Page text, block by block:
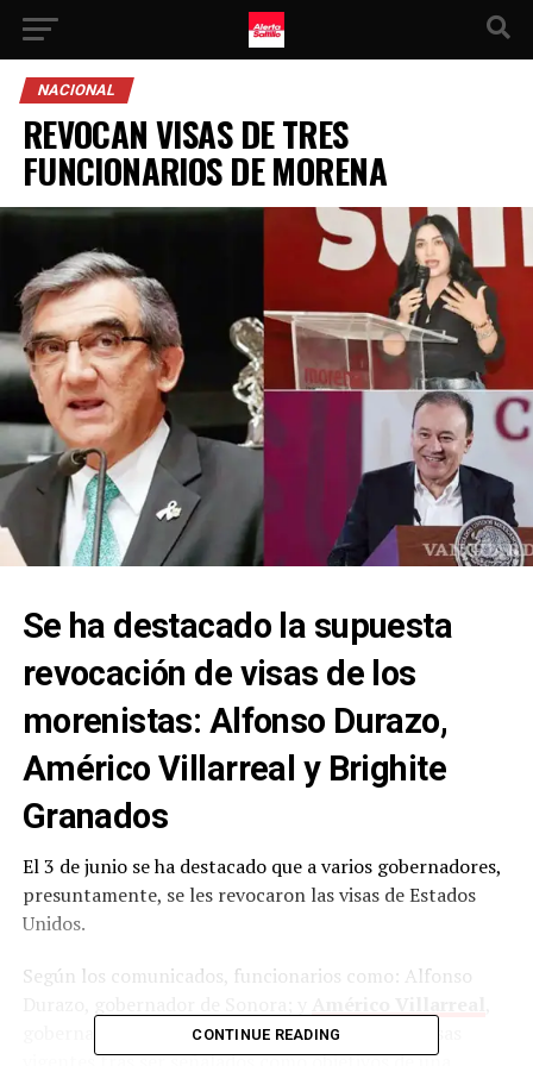
NACIONAL
REVOCAN VISAS DE TRES
FUNCIONARIOS DE MORENA
Se ha destacado la supuesta
revocación de visas de los
morenistas: Alfonso Durazo,
Américo Villarreal y Brighite
Granados
El 3 de junio se ha destacado que a varios gobernadores,
presuntamente, se les revocaron las visas de Estados
Unidos.
Según los comunicados, funcionarios como: Alfonso
gobernador de Tamaulipas, ya no tendrán sus visas
CONTINUE READING